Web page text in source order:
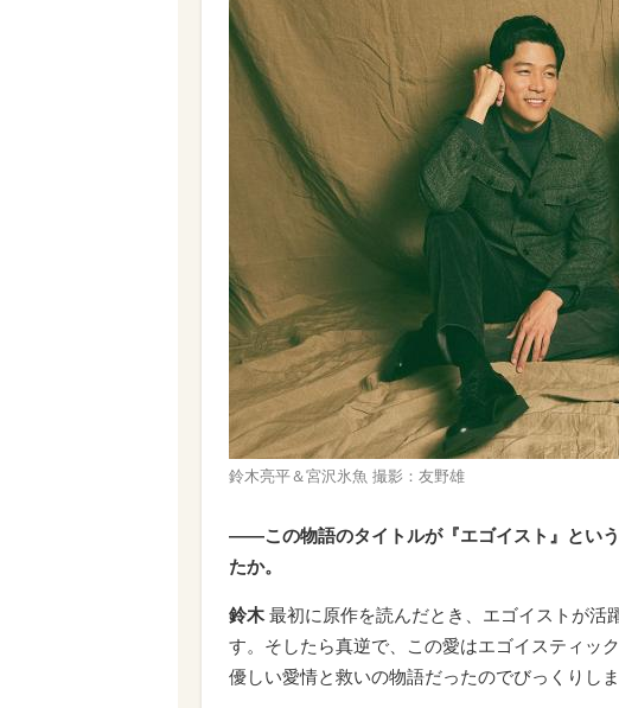
鈴木亮平＆宮沢氷魚 撮影：友野雄
――この物語のタイトルが『エゴイスト』とい
たか。
鈴木最初に原作を読んだとき、エゴイストが活
す。そしたら真逆で、この愛はエゴイスティッ
優しい愛情と救いの物語だったのでびっくりし